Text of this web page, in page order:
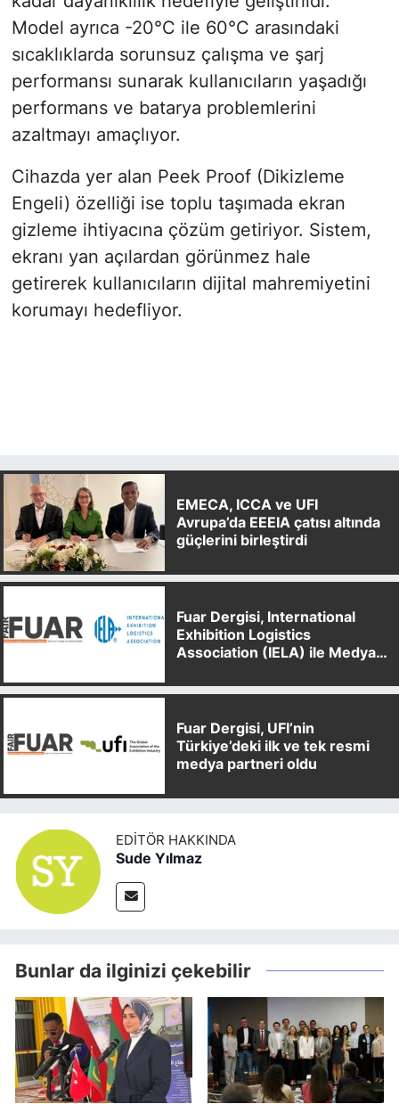
Model ayrıca -20°C ile 60°C arasındaki
sıcaklıklarda sorunsuz çalışma ve şarj
performansı sunarak kullanıcıların yaşadığı
performans ve batarya problemlerini
azaltmayı amaçlıyor.
Cihazda yer alan Peek Proof (Dikizleme
Engeli) özelliği ise toplu taşımada ekran
gizleme ihtiyacına çözüm getiriyor. Sistem,
ekranı yan açılardan görünmez hale
getirerek kullanıcıların dijital mahremiyetini
korumayı hedefliyor.
EMECA, ICCA ve UFI
Avrupa’da EEEIA çatısı altında
güçlerini birleştirdi
Fuar Dergisi, International
Exhibition Logistics
Association (IELA) ile Medya
Fuar Dergisi, UFI’nin
Türkiye’deki ilk ve tek resmi
medya partneri oldu
EDITÖR HAKKINDA
Sude Yılmaz
Bunlar da ilginizi çekebilir